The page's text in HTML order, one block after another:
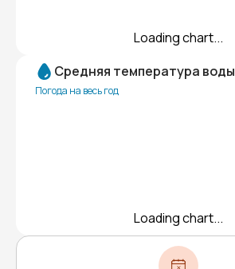
Loading chart...
Средняя температура воды
Погода на весь год
Loading chart...